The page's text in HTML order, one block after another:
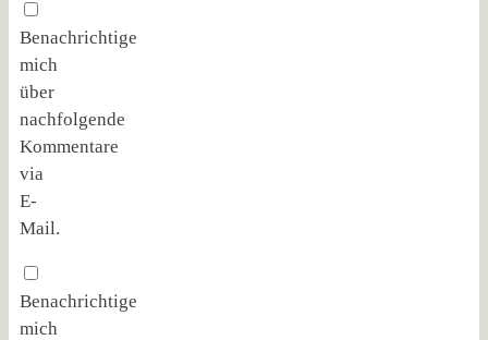
Benachrichtige
mich
über
nachfolgende
Kommentare
via
E-
Mail.
Benachrichtige
mich